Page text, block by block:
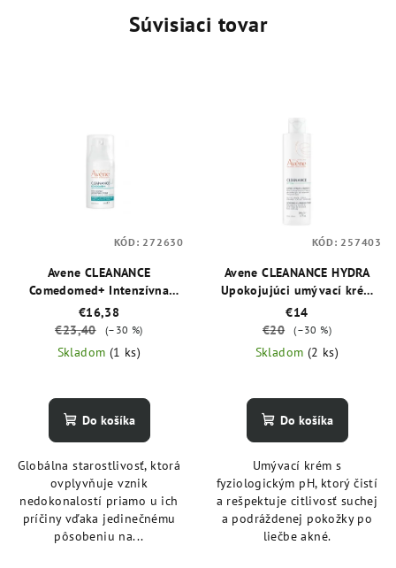
Súvisiaci tovar
Avene CLEANANCE
Comedomed+ Intenzívna
starostlivosť proti
nedokonalostiam aknóznej
€16,38
€23,40
(–30 %)
Skladom (1 ks)
Do košíka
Globálna starostlivosť, ktorá
ovplyvňuje vznik
nedokonalostí priamo u ich
príčiny vďaka jedinečnému
pôsobeniu na...
KÓD: 272630
Avene CLEANANCE HYDRA
Upokojujúci umývací krém
200 ml
€14
€20
(–30 %)
Skladom (2 ks)
Do košíka
Umývací krém s
fyziologickým pH, ktorý čistí
a rešpektuje citlivosť suchej
a podráždenej pokožky po
liečbe akné.
KÓD: 257403